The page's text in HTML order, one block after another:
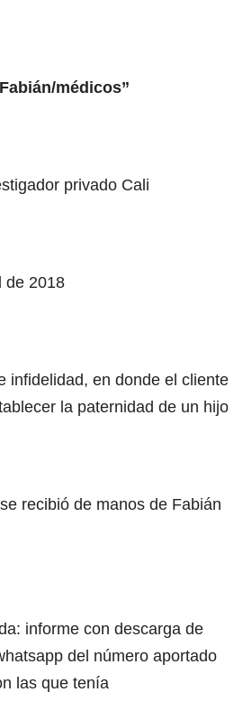
médicos”
privado Cali
de 2018
infidelidad, en donde el cliente
la paternidad de un hijo
recibió de manos de Fabián
informe con descarga de
del número aportado
las que tenía